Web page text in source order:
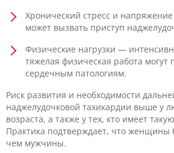
Хронический стресс и
может вызвать приступ
Физические нагрузки —
тяжелая физическая работа могут
сердечным патологиям.
Риск развития и необходимости
наджелудочковой тахикардии выше у
возраста, а также у тех, кто имеет
Практика подтверждает, что женщины
чем мужчины.